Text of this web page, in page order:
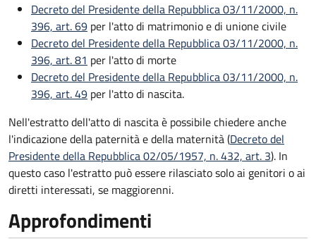
Decreto del Presidente della Repubblica 03/11/2000, n.
396, art. 69 per l'atto di matrimonio e di unione civile
Decreto del Presidente della Repubblica 03/11/2000, n.
396, art. 81 per l'atto di morte
Decreto del Presidente della Repubblica 03/11/2000, n.
396, art. 49 per l'atto di nascita.
Nell'estratto dell'atto di nascita è possibile chiedere anche
l'indicazione della paternità e della maternità (Decreto del
Presidente della Repubblica 02/05/1957, n. 432, art. 3). In
questo caso l'estratto può essere rilasciato solo ai genitori o ai
diretti interessati, se maggiorenni.
Approfondimenti